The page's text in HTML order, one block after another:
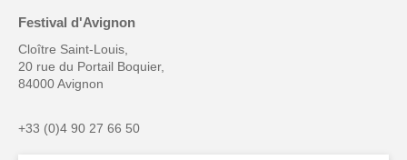
Festival d'Avignon
Cloître Saint-Louis,
20 rue du Portail Boquier,
84000 Avignon
+33 (0)4 90 27 66 50